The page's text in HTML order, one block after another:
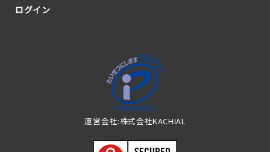
ログイン
運営会社:株式会社KACHIAL